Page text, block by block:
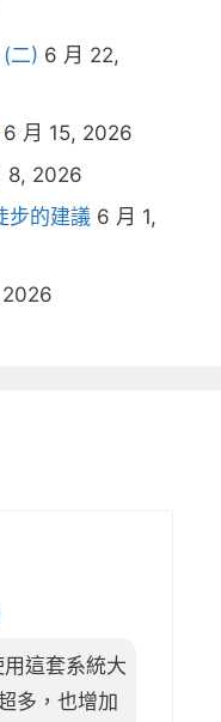
二) 6 月 22,
6 月 15, 2026
8, 2026
步的建議 6 月 1,
這套系統大
多，也增加